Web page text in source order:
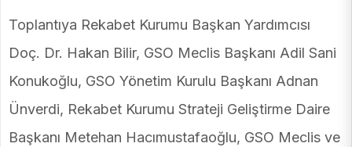
Toplantıya Rekabet Kurumu Başkan Yardımcısı
Doç. Dr. Hakan Bilir, GSO Meclis Başkanı Adil Sani
Konukoğlu, GSO Yönetim Kurulu Başkanı Adnan
Ünverdi, Rekabet Kurumu Strateji Geliştirme Daire
Başkanı Metehan Hacımustafaoğlu, GSO Meclis ve